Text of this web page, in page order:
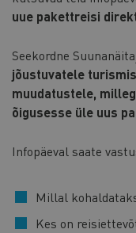
uue pakettreisi
Seekordne
jõustuvatele
muudatustele,
õigusesse üle uus
Infopäeval saate
Millal
Kes on